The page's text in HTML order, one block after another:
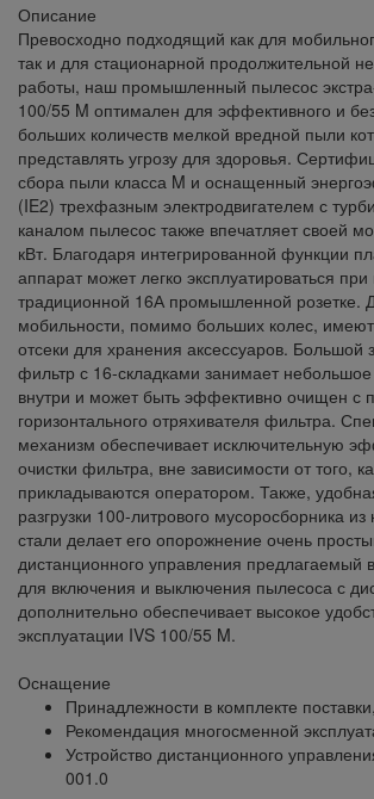
Описание
Превосходно подходящий как для
так и для стационарной продолжительной
работы, наш промышленный пылесос
100/55 M оптимален для эффективного и
больших количеств мелкой вредной пыли
представлять угрозу для здоровья.
сбора пыли класса M и оснащенный
(IE2) трехфазным электродвигателем с
каналом пылесос также впечатляет своей
кВт. Благодаря интегрированной функции
аппарат может легко эксплуатироваться
традиционной 16А промышленной розетке.
мобильности, помимо больших колес,
отсеки для хранения аксессуаров. Большой
фильтр с 16-складками занимает небольшое
внутри и может быть эффективно очищен с
горизонтального отряхивателя фильтра.
механизм обеспечивает исключительную
очистки фильтра, вне зависимости от того,
прикладываются оператором. Также,
разгрузки 100-литрового мусоросборника
стали делает его опорожнение очень
дистанционного управления предлагаемый
для включения и выключения пылесоса с
дополнительно обеспечивает высокое
эксплуатации IVS 100/55 M.
Оснащение
Принадлежности в комплекте
Рекомендация многосменной
Устройство дистанционного
001.0